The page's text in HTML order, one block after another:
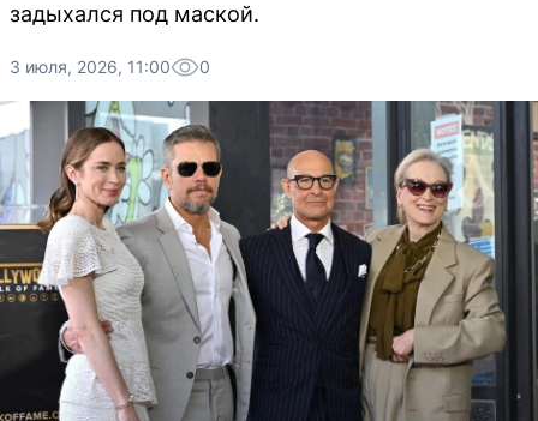
задыхался под маской.
3 июля, 2026, 11:00 0